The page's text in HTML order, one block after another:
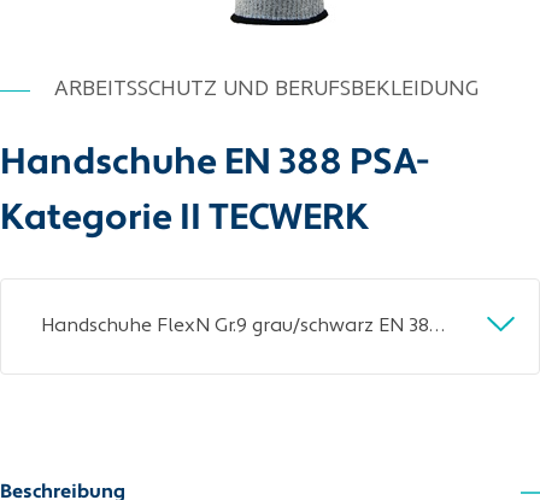
ARBEITSSCHUTZ UND BERUFSBEKLEIDUNG
Handschuhe EN 388 PSA-
Kategorie II TECWERK
Handschuhe FlexN Gr.9 grau/schwarz EN 388 PSA II TECWERK
Beschreibung